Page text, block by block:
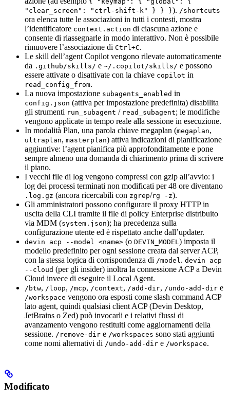
"clear_screen": "ctrl-shift-k" } } }). /shortcuts
ora elenca tutte le associazioni in tutti i contesti, mostra
l’identificatore context.action di ciascuna azione e
consente di riassegnarle in modo interattivo. Non è possibile
rimuovere l’associazione di Ctrl+C.
Le skill dell’agent Copilot vengono rilevate automaticamente
da .github/skills/ e ~/.copilot/skills/ e possono
essere attivate o disattivate con la chiave copilot in
read_config_from.
La nuova impostazione subagents_enabled in
config.json (attiva per impostazione predefinita) disabilita
gli strumenti run_subagent / read_subagent; le modifiche
vengono applicate in tempo reale alla sessione in esecuzione.
In modalità Plan, una parola chiave megaplan (megaplan,
ultraplan, masterplan) attiva indicazioni di pianificazione
aggiuntive: l’agent pianifica più approfonditamente e pone
sempre almeno una domanda di chiarimento prima di scrivere
il piano.
I vecchi file di log vengono compressi con gzip all’avvio: i
log dei processi terminati non modificati per 48 ore diventano
.log.gz (ancora ricercabili con zgrep/rg -z).
Gli amministratori possono configurare il proxy HTTP in
uscita della CLI tramite il file di policy Enterprise distribuito
via MDM (system.json); ha precedenza sulla
configurazione utente ed è rispettato anche dall’updater.
devin acp --model <name> (o DEVIN_MODEL) imposta il
modello predefinito per ogni sessione creata dal server ACP,
con la stessa logica di corrispondenza di /model. devin acp
--cloud (per gli insider) inoltra la connessione ACP a Devin
Cloud invece di eseguire il Local Agent.
/btw, /loop, /mcp, /context, /add-dir, /undo-add-dir e
/workspace vengono ora esposti come slash command ACP
lato agent, quindi qualsiasi client ACP (Devin Desktop,
JetBrains o Zed) può invocarli e i relativi flussi di
avanzamento vengono restituiti come aggiornamenti della
sessione. /remove-dir e /workspaces sono stati aggiunti
come nomi alternativi di /undo-add-dir e /workspace.
Modificato